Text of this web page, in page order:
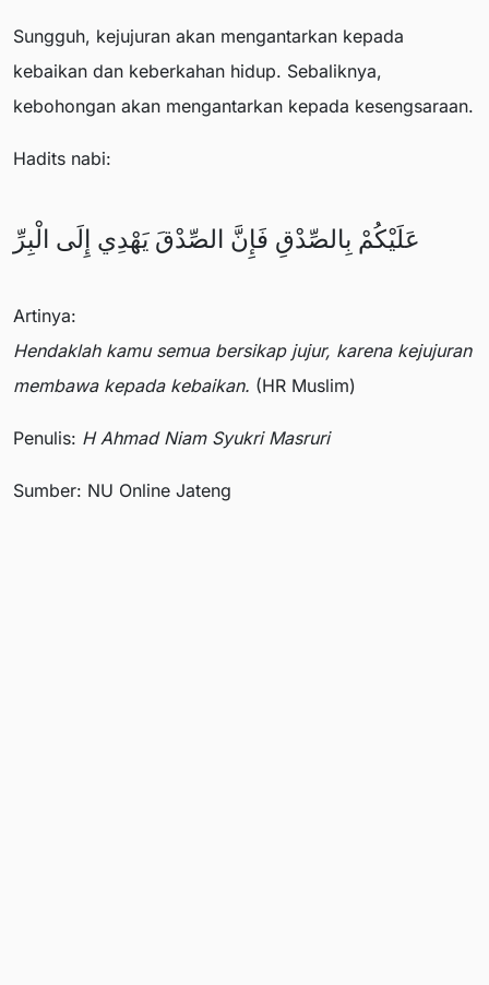
Sungguh, kejujuran akan mengantarkan kepada
kebaikan dan keberkahan hidup. Sebaliknya,
kebohongan akan mengantarkan kepada kesengsaraan.
Hadits nabi:
عَلَيْكُمْ بِالصِّدْقِ فَإِنَّ الصِّدْقَ يَهْدِي إِلَى الْبِرِّ
Artinya:
Hendaklah kamu semua bersikap jujur, karena kejujuran
membawa kepada kebaikan. (HR Muslim)
Penulis: H Ahmad Niam Syukri Masruri
Sumber: NU Online Jateng